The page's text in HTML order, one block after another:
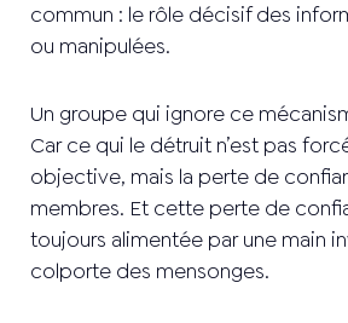
commun : le rôle décisif des
ou manipulées.
Un groupe qui ignore ce
Car ce qui le détruit n’est pas
objective, mais la perte de
membres. Et cette perte de
toujours alimentée par une main
colporte des mensonges.